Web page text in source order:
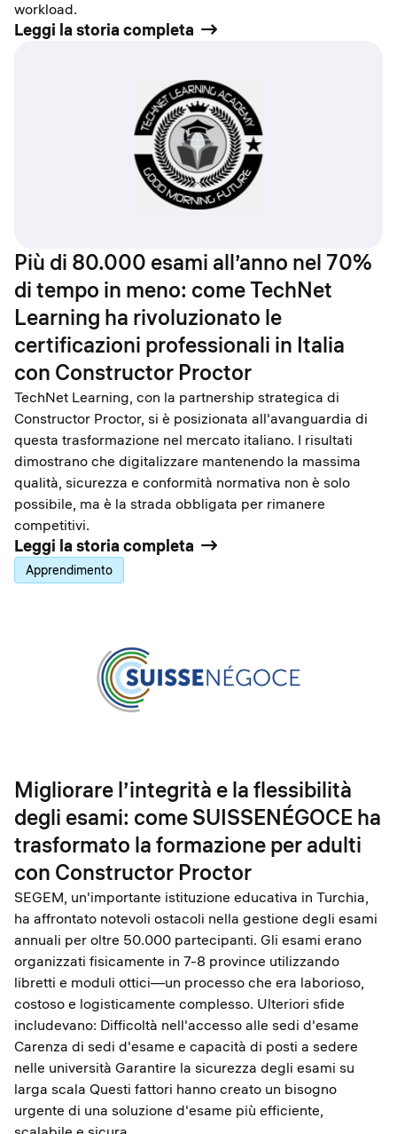
workload.
Leggi la storia completa
Più di 80.000 esami all’anno nel 70%
di tempo in meno: come TechNet
Learning ha rivoluzionato le
certificazioni professionali in Italia
con Constructor Proctor
TechNet Learning, con la partnership strategica di
Constructor Proctor, si è posizionata all'avanguardia di
questa trasformazione nel mercato italiano. I risultati
dimostrano che digitalizzare mantenendo la massima
qualità, sicurezza e conformità normativa non è solo
possibile, ma è la strada obbligata per rimanere
competitivi.
Leggi la storia completa
Apprendimento
Migliorare l’integrità e la flessibilità
degli esami: come SUISSENÉGOCE ha
trasformato la formazione per adulti
con Constructor Proctor
SEGEM, un'importante istituzione educativa in Turchia,
ha affrontato notevoli ostacoli nella gestione degli esami
annuali per oltre 50.000 partecipanti. Gli esami erano
organizzati fisicamente in 7-8 province utilizzando
libretti e moduli ottici—un processo che era laborioso,
costoso e logisticamente complesso. Ulteriori sfide
includevano: Difficoltà nell'accesso alle sedi d'esame
Carenza di sedi d'esame e capacità di posti a sedere
nelle università Garantire la sicurezza degli esami su
larga scala Questi fattori hanno creato un bisogno
urgente di una soluzione d'esame più efficiente,